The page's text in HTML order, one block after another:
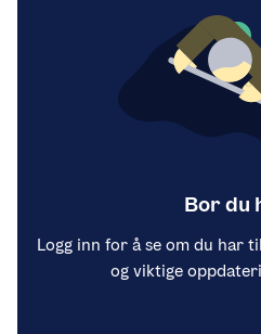
Bor du
Logg inn for å se om du har
og viktige